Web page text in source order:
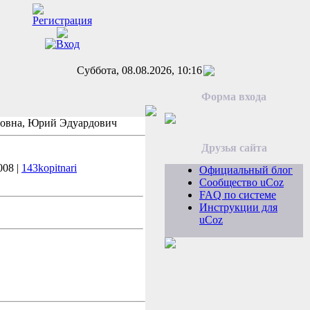
Суббота, 08.08.2026, 10:16
Юрий Эдуардович
| 143kopitnari
Форма входа
Друзья сайта
Официальный блог
Сообщество uCoz
FAQ по системе
Инструкции для
uCoz